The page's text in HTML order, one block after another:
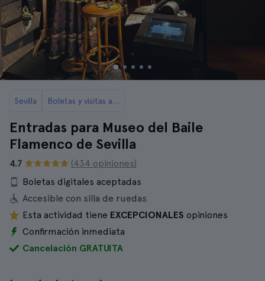
Sevilla Boletas y visitas al Museo del Baile Flamenco
Entradas para Museo del Baile
Flamenco de Sevilla
4.7
(434 opiniones)
Boletas digitales aceptadas
Accesible con silla de ruedas
Esta actividad tiene EXCEPCIONALES opiniones
Confirmación inmediata
Cancelación GRATUITA